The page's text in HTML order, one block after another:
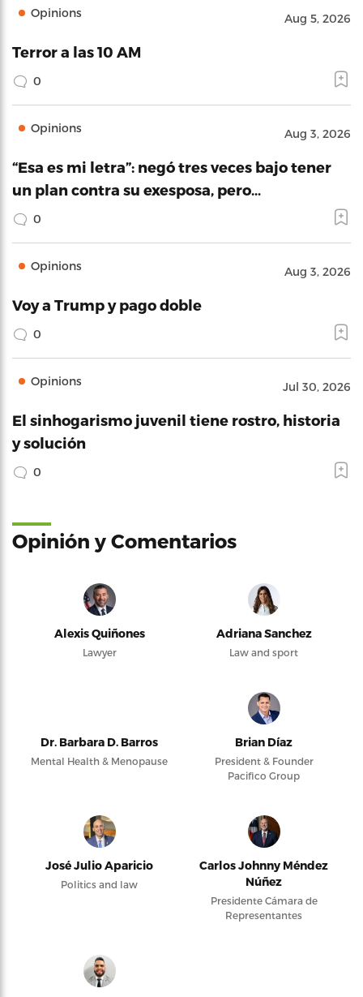
Opinions Aug 5, 2026
Terror a las 10 AM
0
Opinions Aug 3, 2026
“Esa es mi letra”: negó tres veces bajo tener
un plan contra su exesposa, pero…
0
Opinions Aug 3, 2026
Voy a Trump y pago doble
0
Opinions Jul 30, 2026
El sinhogarismo juvenil tiene rostro, historia
y solución
0
Opinión y Comentarios
Alexis Quiñones
Lawyer
Adriana Sanchez
Law and sport
Dr. Barbara D. Barros
Mental Health & Menopause
Brian Díaz
President & Founder
Pacifico Group
José Julio Aparicio
Politics and law
Carlos Johnny Méndez
Núñez
Presidente Cámara de
Representantes